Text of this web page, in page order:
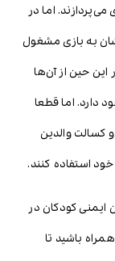
اما در
به بازی مشغول
این حین از آن‌ها
دارد. اما قطعا
کسالت والدین
استفاده کنند.
ایمنی کودکان در
باشید تا